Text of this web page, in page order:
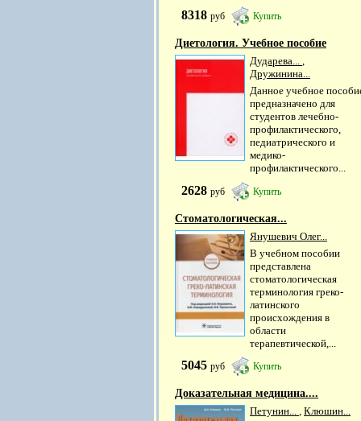
8318 руб Купить
Диетология. Учебное пособие
Дударева... ,
Дружинина...
Данное учебное
предназначено для
студентов лечебно-
профилактического,
педиатрического и
медико-
профилактического...
2628 руб Купить
Стоматологическая...
Янушевич Олег...
В учебном пособии
представлена
стоматологическая
терминология греко-
латинского
происхождения в
области
терапевтической,...
5045 руб Купить
Доказательная медицина....
Петунин...
Клюшин...